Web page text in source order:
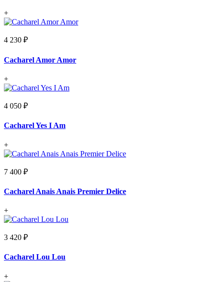
+
4 230 ₽
Cacharel Amor Amor
+
4 050 ₽
Cacharel Yes I Am
+
7 400 ₽
Cacharel Anais Anais Premier Delice
+
3 420 ₽
Cacharel Lou Lou
+